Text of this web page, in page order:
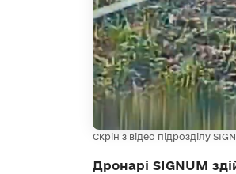
Скрін з відео підрозділу
Дронарі SIGNUM